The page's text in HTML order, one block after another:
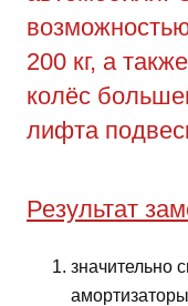
200 кг, а
колёс
лифта
Результат
значительно